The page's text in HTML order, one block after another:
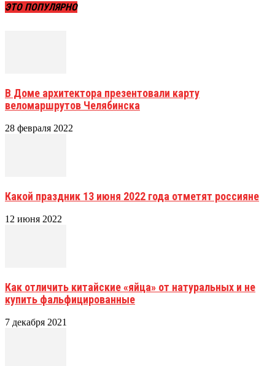
ЭТО ПОПУЛЯРНО
В Доме архитектора презентовали карту
веломаршрутов Челябинска
28 февраля 2022
Какой праздник 13 июня 2022 года отметят россияне
12 июня 2022
Как отличить китайские «яйца» от натуральных и не
купить фальфицированные
7 декабря 2021